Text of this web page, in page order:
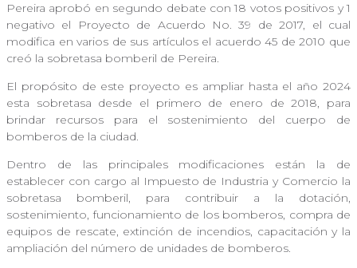
Pereira aprobó en segundo debate con 18 votos positivos y 1
negativo el Proyecto de Acuerdo No. 39 de 2017, el cual
modifica en varios de sus artículos el acuerdo 45 de 2010 que
creó la sobretasa bomberil de Pereira.
El propósito de este proyecto es ampliar hasta el año 2024
esta sobretasa desde el primero de enero de 2018, para
brindar recursos para el sostenimiento del cuerpo de
bomberos de la ciudad.
Dentro de las principales modificaciones están la de
establecer con cargo al Impuesto de Industria y Comercio la
sobretasa bomberil, para contribuir a la dotación,
sostenimiento, funcionamiento de los bomberos, compra de
equipos de rescate, extinción de incendios, capacitación y la
ampliación del número de unidades de bomberos.